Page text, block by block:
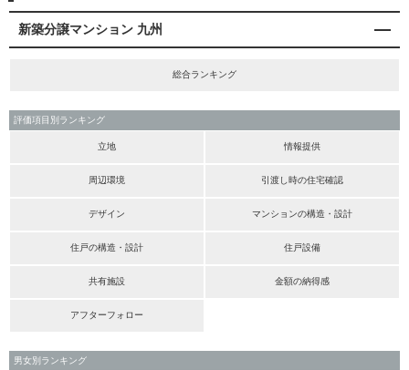
新築分譲マンション 九州
総合ランキング
評価項目別ランキング
立地 情報提供
周辺環境 引渡し時の住宅確認
デザイン マンションの構造・設計
住戸の構造・設計 住戸設備
共有施設 金額の納得感
アフターフォロー
男女別ランキング